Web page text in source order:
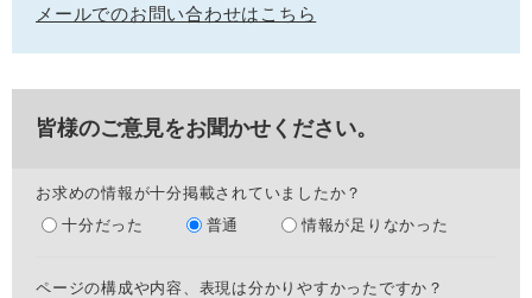
メールでのお問い合わせはこちら
皆様のご意見をお聞かせください。
お求めの情報が十分掲載されていましたか？
十分だった
普通 情報が足りなかった
ページの構成や内容、表現は分かりやすかったですか？